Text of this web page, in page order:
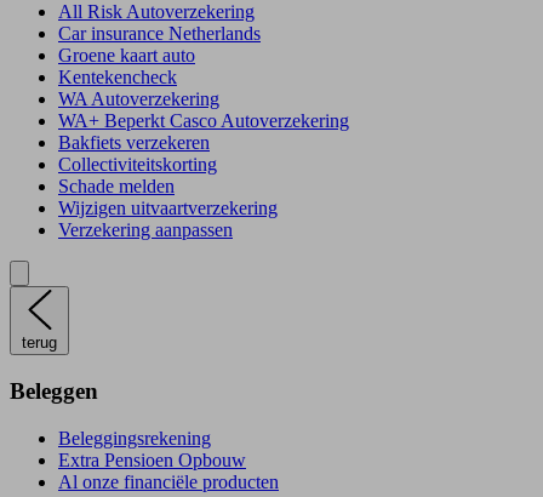
All Risk Autoverzekering
Car insurance Netherlands
Groene kaart auto
Kentekencheck
WA Autoverzekering
WA+ Beperkt Casco Autoverzekering
Bakfiets verzekeren
Collectiviteitskorting
Schade melden
Wijzigen uitvaartverzekering
Verzekering aanpassen
terug
Beleggen
Beleggingsrekening
Extra Pensioen Opbouw
Al onze financiële producten